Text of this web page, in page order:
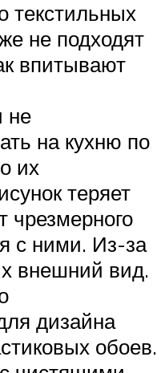
текстильных
не подходят
впитывают
не
на кухню по
их
теряет
чрезмерного
с ними. Из-за
внешний вид.
дизайна
обоев.